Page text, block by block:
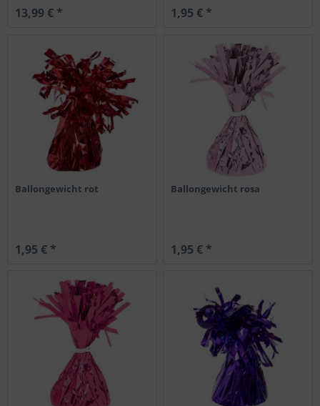
13,99 € * 1,95 € *
Ballongewicht rot
1,95 € *
Ballongewicht rosa
1,95 € *